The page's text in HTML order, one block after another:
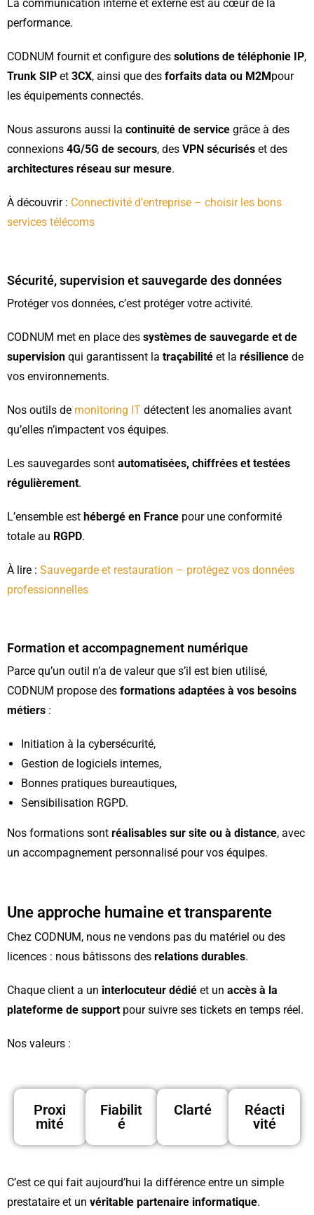
La communication interne et externe est au cœur de la
performance.
CODNUM fournit et configure des solutions de téléphonie IP,
Trunk SIP et 3CX, ainsi que des forfaits data ou M2Mpour
les équipements connectés.
Nous assurons aussi la continuité de service grâce à des
connexions 4G/5G de secours, des VPN sécurisés et des
architectures réseau sur mesure.
À découvrir : Connectivité d’entreprise – choisir les bons
services télécoms
Sécurité, supervision et sauvegarde des données
Protéger vos données, c’est protéger votre activité.
CODNUM met en place des systèmes de sauvegarde et de
supervision qui garantissent la traçabilité et la résilience de
vos environnements.
Nos outils de monitoring IT détectent les anomalies avant
qu’elles n’impactent vos équipes.
Les sauvegardes sont automatisées, chiffrées et testées
régulièrement.
L’ensemble est hébergé en France pour une conformité
totale au RGPD.
À lire : Sauvegarde et restauration – protégez vos données
professionnelles
Formation et accompagnement numérique
Parce qu’un outil n’a de valeur que s’il est bien utilisé,
CODNUM propose des formations adaptées à vos besoins
métiers :
Initiation à la cybersécurité,
Gestion de logiciels internes,
Bonnes pratiques bureautiques,
Sensibilisation RGPD.
Nos formations sont réalisables sur site ou à distance, avec
un accompagnement personnalisé pour vos équipes.
Une approche humaine et transparente
Chez CODNUM, nous ne vendons pas du matériel ou des
licences : nous bâtissons des relations durables.
Chaque client a un interlocuteur dédié et un accès à la
plateforme de support pour suivre ses tickets en temps réel.
Nos valeurs :
Proxi
mité
Fiabilit
é
Clarté
Réacti
vité
C’est ce qui fait aujourd’hui la différence entre un simple
prestataire et un véritable partenaire informatique.